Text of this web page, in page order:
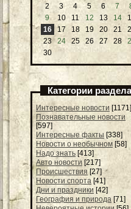
2
3 4 5 6 7
9
10 11 12 13 14
16
17 18 19 20 21
23
24 25 26 27 28
30
Категории раздела
Интересные новости [1171]
Познавательные новости
[597]
Интересные факты [338]
Новости о необычном [58]
Надо знать [413]
Авто новости [217]
Происшествия [27]
Новости спорта [41]
Дни и праздники [42]
География и природа [71]